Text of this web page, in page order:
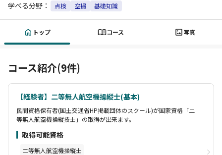
学べる分野： 点検 空撮 基礎知識
トップ コース 写真
コース紹介(9件)
【経験者】二等無人航空機操縦士(基本)
民間資格保有者(国土交通省HP掲載団体のスクール)が国家資格「二
等無人航空機操縦技士」の取得が出来ます。
取得可能資格
二等無人航空機操縦士